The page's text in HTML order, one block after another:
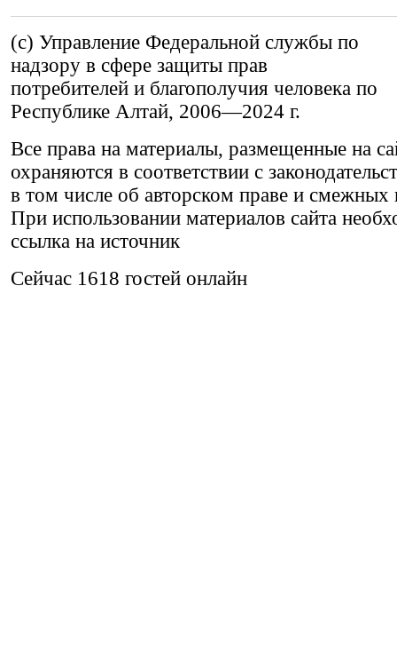
(c) Управление Федеральной службы по
надзору в сфере защиты прав
потребителей и благополучия человека по
Республике Алтай, 2006—2024 г.
Все права на материалы, размещенные на
охраняются в соответствии с
в том числе об авторском праве и смежных
При использовании материалов сайта
ссылка на источник
Сейчас 1618 гостей онлайн